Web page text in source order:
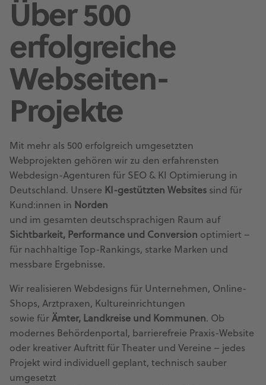
Über 500
erfolgreiche
Webseiten-
Projekte
Mit mehr als 500 erfolgreich umgesetzten
Webprojekten gehören wir zu den erfahrensten
Webdesign-Agenturen für SEO & KI Optimierung in
Deutschland. Unsere KI-gestützten Websites sind für
Kund:innen in Norden
und im gesamten deutschsprachigen Raum auf
Sichtbarkeit, Performance und Conversion optimiert –
für nachhaltige Top-Rankings, starke Marken und
messbare Ergebnisse.
Wir realisieren Webdesigns für Unternehmen, Online-
Shops, Arztpraxen, Kultureinrichtungen
sowie für Ämter, Landkreise und Kommunen. Ob
modernes Behördenportal, barrierefreie Praxis-Website
oder kreativer Auftritt für Theater und Vereine – jedes
Projekt wird individuell geplant, technisch sauber
umgesetzt